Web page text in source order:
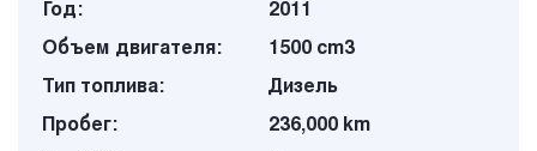
Год:
2011
Объем двигателя:
1500 cm3
Тип топлива:
Дизель
Пробег:
236,000 km